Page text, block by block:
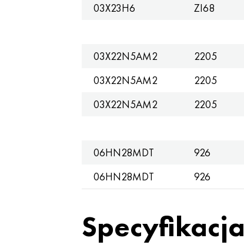
03X23H6
ZI68
03X22N5AM2
2205
03X22N5AM2
2205
03X22N5AM2
2205
06HN28MDT
926
06HN28MDT
926